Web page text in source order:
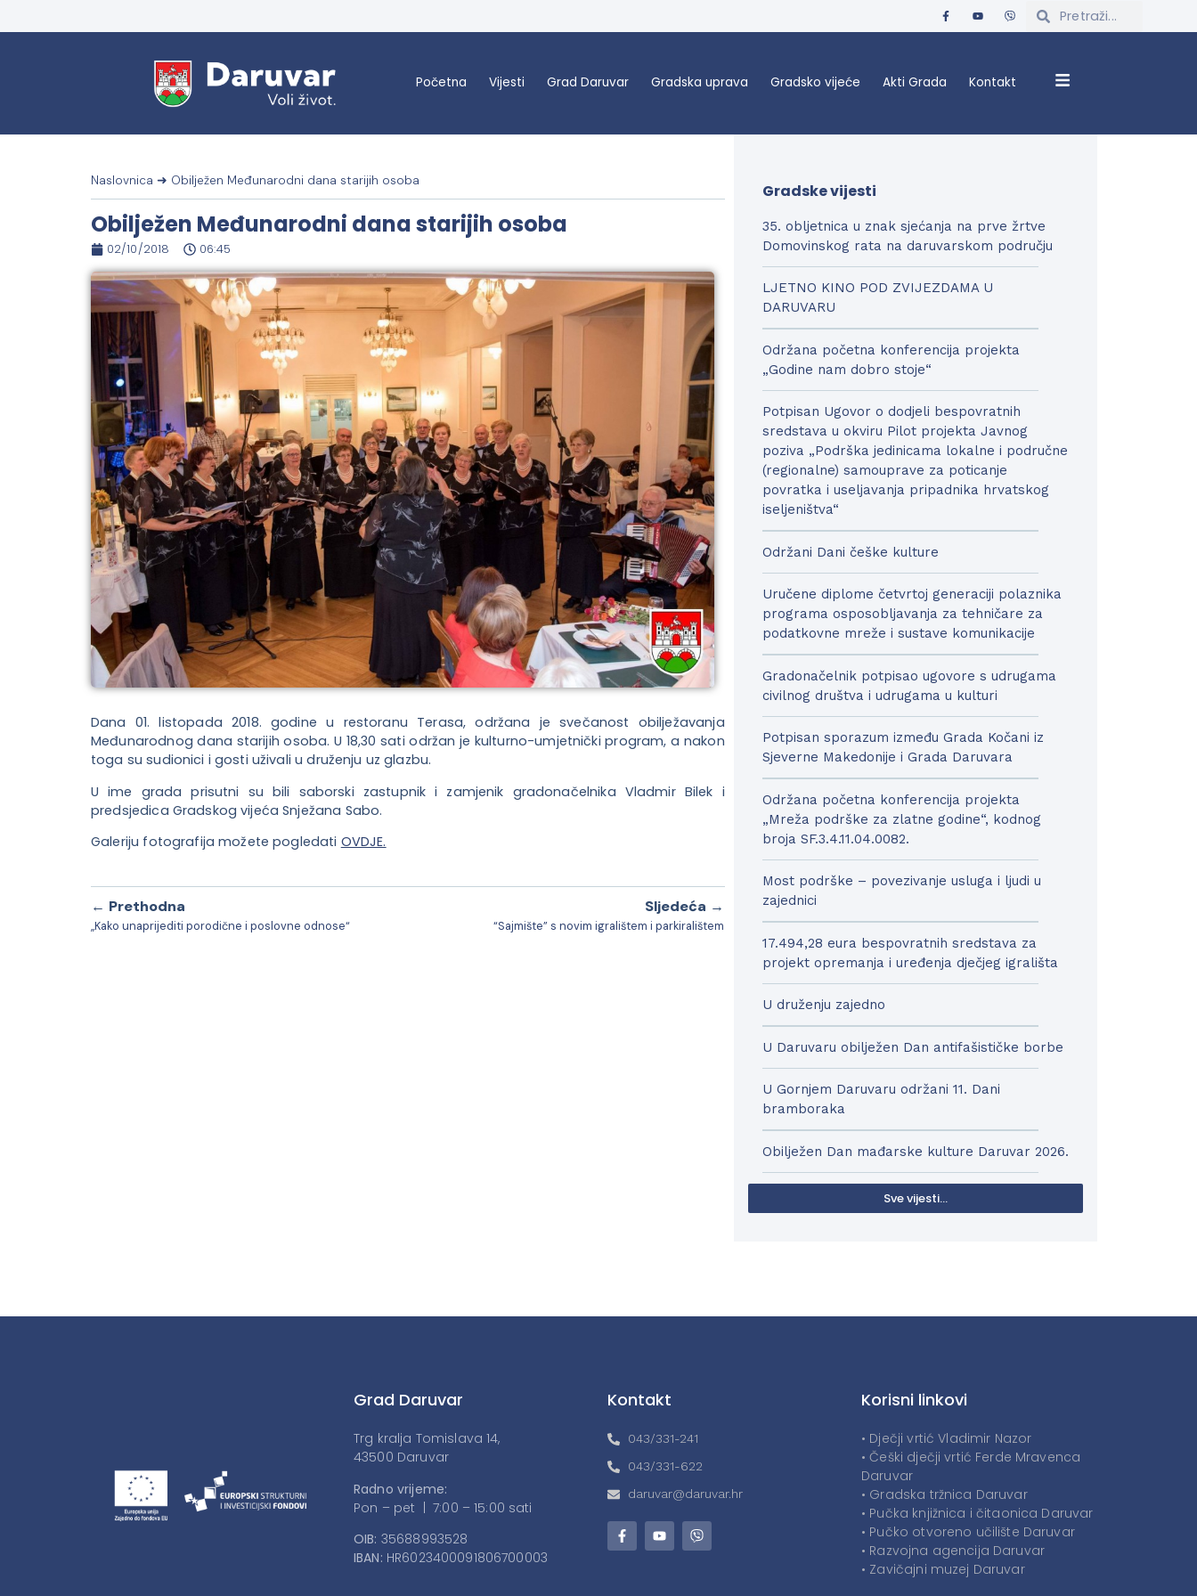
Početna Vijesti Grad Daruvar Gradska uprava Gradsko vijeće Akti Grada Kontakt
Naslovnica ➜ Obilježen Međunarodni dana starijih osoba
Obilježen Međunarodni dana starijih osoba
02/10/2018 06:45
Dana 01. listopada 2018. godine u restoranu Terasa, održana je svečanost obilježavanja
Međunarodnog dana starijih osoba. U 18,30 sati održan je kulturno-umjetnički program, a nakon
toga su sudionici i gosti uživali u druženju uz glazbu.
U ime grada prisutni su bili saborski zastupnik i zamjenik gradonačelnika Vladmir Bilek i
predsjedica Gradskog vijeća Snježana Sabo.
Galeriju fotografija možete pogledati OVDJE.
← Prethodna
„Kako unaprijediti porodične i poslovne odnose“
Sljedeća →
“Sajmište” s novim igralištem i parkiralištem
Gradske vijesti
35. obljetnica u znak sjećanja na prve žrtve
Domovinskog rata na daruvarskom području
LJETNO KINO POD ZVIJEZDAMA U
DARUVARU
Održana početna konferencija projekta
„Godine nam dobro stoje“
Potpisan Ugovor o dodjeli bespovratnih
sredstava u okviru Pilot projekta Javnog
poziva „Podrška jedinicama lokalne i područne
(regionalne) samouprave za poticanje
povratka i useljavanja pripadnika hrvatskog
iseljeništva“
Održani Dani češke kulture
Uručene diplome četvrtoj generaciji polaznika
programa osposobljavanja za tehničare za
podatkovne mreže i sustave komunikacije
Gradonačelnik potpisao ugovore s udrugama
civilnog društva i udrugama u kulturi
Potpisan sporazum između Grada Kočani iz
Sjeverne Makedonije i Grada Daruvara
Održana početna konferencija projekta
„Mreža podrške za zlatne godine“, kodnog
broja SF.3.4.11.04.0082.
Most podrške – povezivanje usluga i ljudi u
zajednici
17.494,28 eura bespovratnih sredstava za
projekt opremanja i uređenja dječjeg igrališta
U druženju zajedno
U Daruvaru obilježen Dan antifašističke borbe
U Gornjem Daruvaru održani 11. Dani
bramboraka
Obilježen Dan mađarske kulture Daruvar 2026.
Sve vijesti...
Grad Daruvar
Trg kralja Tomislava 14,
43500 Daruvar
Radno vrijeme:
Pon – pet | 7:00 – 15:00 sati
OIB: 35688993528
IBAN: HR6023400091806700003
Kontakt
043/331-241
043/331-622
daruvar@daruvar.hr
Korisni linkovi
• Dječji vrtić Vladimir Nazor
• Češki dječji vrtić Ferde Mravenca
Daruvar
• Gradska tržnica Daruvar
• Pučka knjižnica i čitaonica Daruvar
• Pučko otvoreno učilište Daruvar
• Razvojna agencija Daruvar
• Zavičajni muzej Daruvar